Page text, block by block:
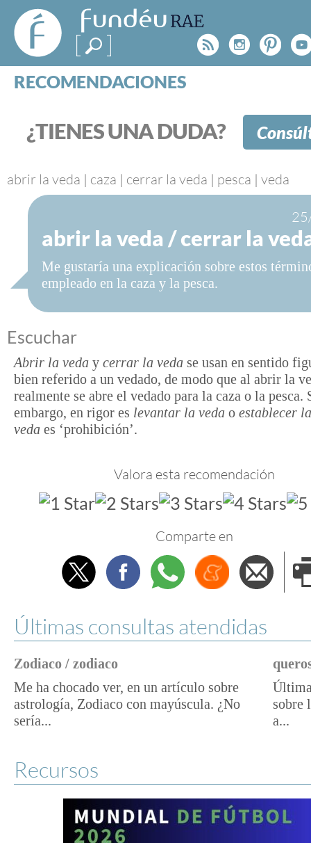
FundéuRAE
- Fundación
del Español
Urgente
Rss
RECOMENDACIONES
CATEGORÍAS
ESPECIALES
BLOG
NOTICIAS
SOBRE LA FUNDÉURAE
FundéuRAE es una fundación patrocinada por la
el buen uso del español en los medios de
Internet.
¿TIENES UNA DUDA?
abrir la veda | caza | cerrar la veda | pesca | veda
abrir la veda / cerrar la
Me gustaría una explicación sobre estos
empleado en la caza y la pesca.
Escuchar
Abrir la veda y cerrar la veda se usan en sentido
bien referido a un vedado, de modo que al abrir la
realmente se abre el vedado para la caza o la pesca.
embargo, en rigor es levantar la veda o establecer
veda es ‘prohibición’.
Valora esta recomendación
Comparte en
TwitterFacebookWhatsappMenéame
Últimas consultas atendidas
Zodiaco / zodiaco
Me ha chocado ver, en un artículo sobre
astrología, Zodiaco con mayúscula. ¿No
sería...
sobre
a...
Recursos